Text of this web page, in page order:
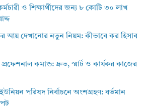
ও শিক্ষার্থীদের জন্য ৮ কোটি ৩০ লাখ
আয় দেখানোর নতুন নিয়ম: কীভাবে কর হিসাব
কমান্ড: দ্রুত, স্মার্ট ও কার্যকর কাজের
পরিষদ নির্বাচনে অংশগ্রহণ: বর্তমান